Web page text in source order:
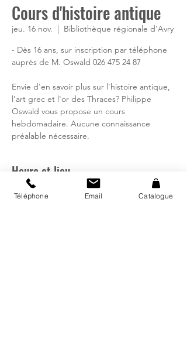
Cours d'histoire antique
jeu. 16 nov.
  |
Bibliothèque régionale d'Avry
- Dès 16 ans, sur inscription par téléphone
auprès de M. Oswald 026 475 24 87
Envie d'en savoir plus sur l'histoire antique,
l'art grec et l'or des Thraces? Philippe
Oswald vous propose un cours
hebdomadaire. Aucune connaissance
préalable nécessaire.
Heure et lieu
16 nov. 2023, 19:30 – 21:00
Téléphone Email Catalogue